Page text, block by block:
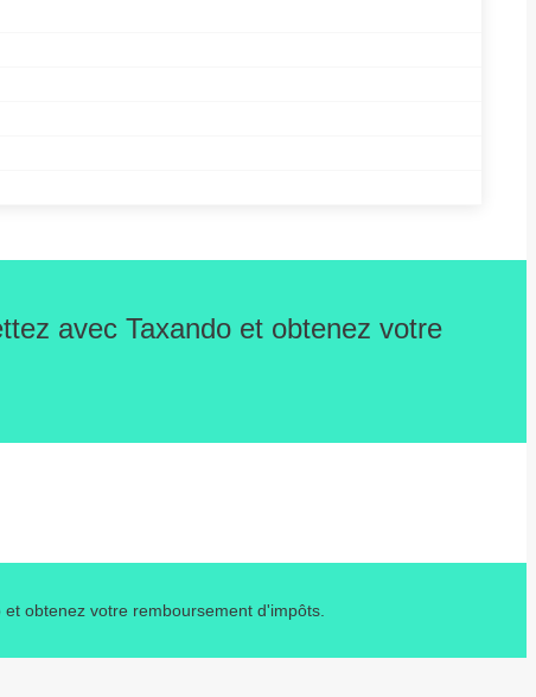
avec Taxando et obtenez votre
obtenez votre remboursement d'impôts.